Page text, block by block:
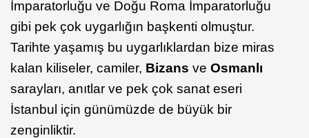
İmparatorluğu ve Doğu Roma İmparatorluğu
gibi pek çok uygarlığın başkenti olmuştur.
Tarihte yaşamış bu uygarlıklardan bize miras
kalan kiliseler, camiler, Bizans ve Osmanlı
sarayları, anıtlar ve pek çok sanat eseri
İstanbul için günümüzde de büyük bir
zenginliktir.